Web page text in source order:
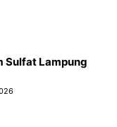
Sulfat Lampung